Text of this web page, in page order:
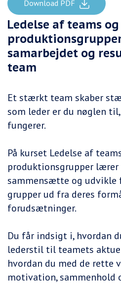
Download PDF
Ledelse af teams og
samarbejdet og
team
Et stærkt team skaber
som leder er du nøglen
fungerer.
På kurset Ledelse af
produktionsgrupper lærer
sammensætte og udvikle
grupper ud fra deres
forudsætninger.
Du får indsigt i, hvordan
lederstil til teamets
hvordan du med de rette
motivation, sammenhold